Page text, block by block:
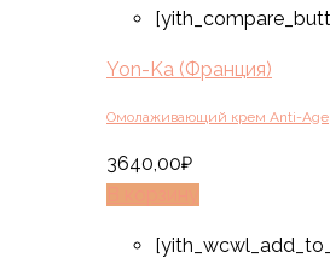
Yon-Ka (Франция)
Омолаживающий крем Anti-Age
3640,00₽